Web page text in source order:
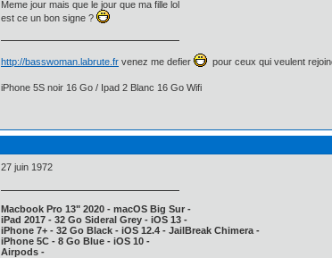
Meme jour mais que le jour que ma fille lol
est ce un bon signe ?
http://basswoman.labrute.fr venez me defier pour ceux qui veulent
iPhone 5S noir 16 Go / Ipad 2 Blanc 16 Go Wifi
27 juin 1972
Macbook Pro 13" 2020 - macOS Big Sur -
iPad 2017 - 32 Go Sideral Grey - iOS 13 -
iPhone 7+ - 32 Go Black - iOS 12.4 - JailBreak Chimera -
iPhone 5C - 8 Go Blue - iOS 10 -
Airpods -